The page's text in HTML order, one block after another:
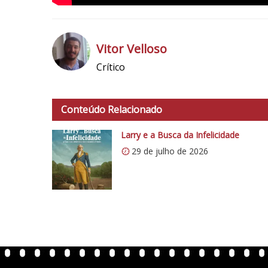
p
:
/
/
i
p
Vitor Velloso
Crítico
Conteúdo Relacionado
Larry e a Busca da Infelicidade
29 de julho de 2026